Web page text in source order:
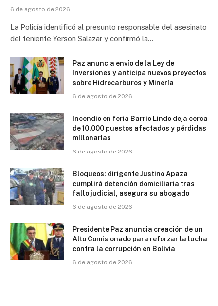
6 de agosto de 2026
La Policía identificó al presunto responsable del asesinato
del teniente Yerson Salazar y confirmó la…
Paz anuncia envío de la Ley de
Inversiones y anticipa nuevos proyectos
sobre Hidrocarburos y Minería
6 de agosto de 2026
Incendio en feria Barrio Lindo deja cerca
de 10.000 puestos afectados y pérdidas
millonarias
6 de agosto de 2026
Bloqueos: dirigente Justino Apaza
cumplirá detención domiciliaria tras
fallo judicial, asegura su abogado
6 de agosto de 2026
Presidente Paz anuncia creación de un
Alto Comisionado para reforzar la lucha
contra la corrupción en Bolivia
6 de agosto de 2026